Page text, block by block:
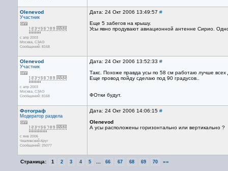
Olenevod
Участник
с апр 2003
Москва, СЗАО
Сообщений: 8168
Дата: 24 Окт 2006 13:49:57 #
Еще 5 забегов на крышу.
Усы явно продувают авиационной антенне Сирио.
Olenevod
Участник
с апр 2003
Москва, СЗАО
Сообщений: 8168
Дата: 24 Окт 2006 13:52:33 #
Такс. Похоже правда усы по 58 см работаю лучше всех
Еще провод пойду сделаю под 90 градусов..
ФОтки будут.
Фотограф
Модератор раздела
с янв 2006
Чкаловский-Круг
Сообщений: 25077
Дата: 24 Окт 2006 14:06:15 #
Olenevod
А усы расположены горизонтально или вертикально ?
Страница: 1 2 3 4 5 66 67 68 69 70 »»